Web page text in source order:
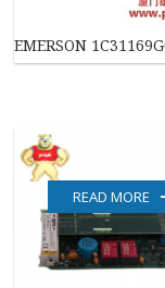
EMERSON
READ MORE